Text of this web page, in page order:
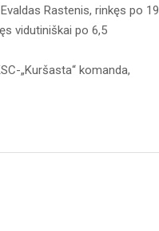
Rastenis, rinkęs po 19
vidutiniškai po 6,5
„Kuršasta“ komanda,